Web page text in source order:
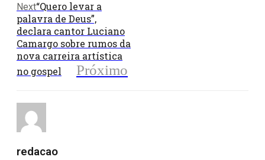
Next“Quero levar a
palavra de Deus”,
declara cantor Luciano
Camargo sobre rumos da
nova carreira artística
no gospel
Próximo
redacao